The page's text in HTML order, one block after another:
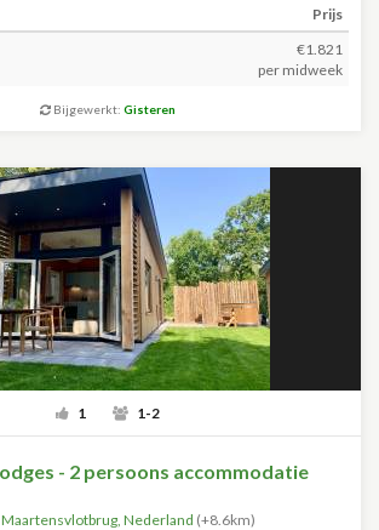
Prijs
€1.821
per midweek
Bijgewerkt: Gisteren
1 1-2
- 2 persoons accommodatie
Maartensvlotbrug, Nederland (+8.6km)